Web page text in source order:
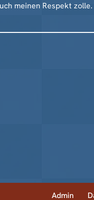
meinen Respekt zolle.
Admin